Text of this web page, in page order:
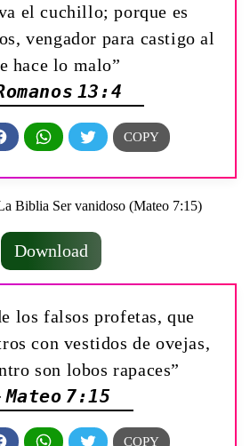
el cuchillo; porque es
vengador para castigo al
hace lo malo”
13:4
Download
los falsos profetas, que
con vestidos de ovejas,
son lobos rapaces”
Mateo 7:15